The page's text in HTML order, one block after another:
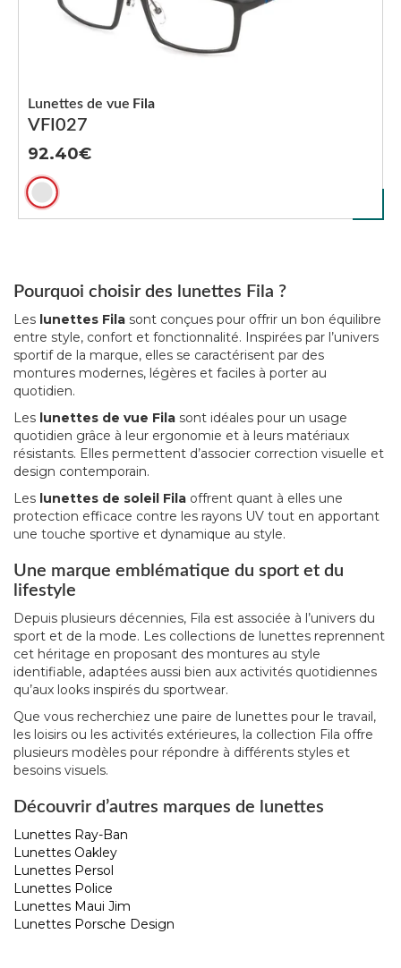
VFI027
Lunettes de vue Fila
92.40
Pourquoi choisir des lunettes Fila ?
Les lunettes Fila sont conçues pour offrir un bon équilibre
entre style, confort et fonctionnalité. Inspirées par l’univers
sportif de la marque, elles se caractérisent par des
montures modernes, légères et faciles à porter au
quotidien.
Les lunettes de vue Fila sont idéales pour un usage
quotidien grâce à leur ergonomie et à leurs matériaux
résistants. Elles permettent d’associer correction visuelle et
design contemporain.
Les lunettes de soleil Fila offrent quant à elles une
protection efficace contre les rayons UV tout en apportant
une touche sportive et dynamique au style.
Une marque emblématique du sport et du
lifestyle
Depuis plusieurs décennies, Fila est associée à l’univers du
sport et de la mode. Les collections de lunettes reprennent
cet héritage en proposant des montures au style
identifiable, adaptées aussi bien aux activités quotidiennes
qu’aux looks inspirés du sportwear.
Que vous recherchiez une paire de lunettes pour le travail,
les loisirs ou les activités extérieures, la collection Fila offre
plusieurs modèles pour répondre à différents styles et
besoins visuels.
Découvrir d’autres marques de lunettes
Lunettes Ray-Ban
Lunettes Oakley
Lunettes Persol
Lunettes Police
Lunettes Maui Jim
Lunettes Porsche Design